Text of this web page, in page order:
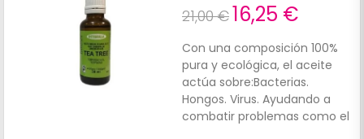
21,00 €16,25 €
Con una composición 100%
pura y ecológica, el aceite
actúa sobre:Bacterias.
Hongos. Virus. Ayudando a
combatir problemas como el